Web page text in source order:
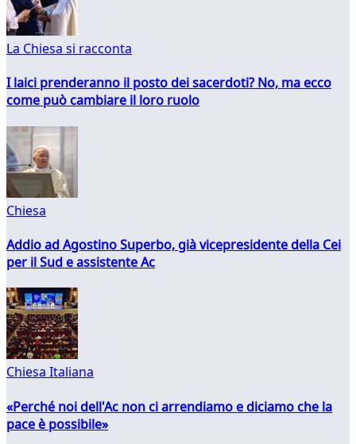
La Chiesa si racconta
I laici prenderanno il posto dei sacerdoti? No, ma ecco
come può cambiare il loro ruolo
Chiesa
Addio ad Agostino Superbo, già vicepresidente della Cei
per il Sud e assistente Ac
Chiesa Italiana
«Perché noi dell'Ac non ci arrendiamo e diciamo che la
pace è possibile»